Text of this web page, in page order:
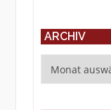
ARCHIV